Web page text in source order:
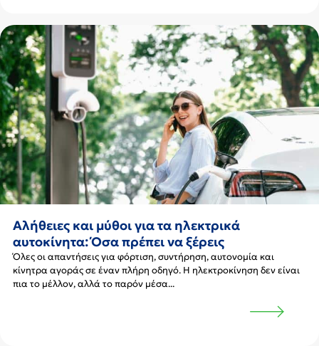
Αλήθειες και μύθοι για τα ηλεκτρικά
αυτοκίνητα: Όσα πρέπει να ξέρεις
Όλες οι απαντήσεις για φόρτιση, συντήρηση, αυτονομία και
κίνητρα αγοράς σε έναν πλήρη οδηγό. Η ηλεκτροκίνηση δεν είναι
πια το μέλλον, αλλά το παρόν μέσα...